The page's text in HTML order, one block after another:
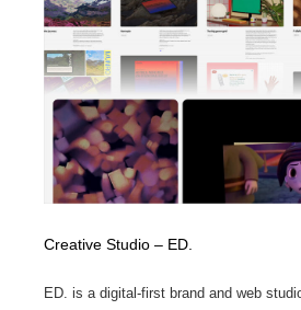
Creative Studio – ED.
ED. is a digital-first brand and web